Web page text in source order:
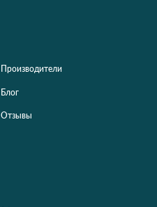
Производители
Блог
Отзывы